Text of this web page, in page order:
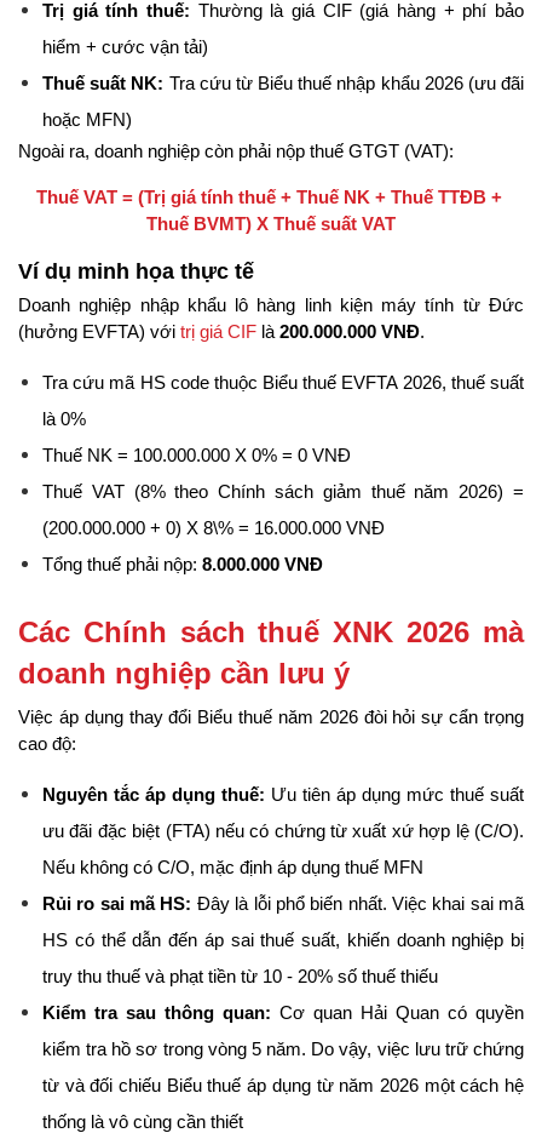
Trị giá tính thuế: Thường là giá CIF (giá hàng + phí bảo
hiểm + cước vận tải)
Thuế suất NK: Tra cứu từ Biểu thuế nhập khẩu 2026 (ưu đãi
hoặc MFN)
Ngoài ra, doanh nghiệp còn phải nộp thuế GTGT (VAT):
Thuế VAT = (Trị giá tính thuế + Thuế NK + Thuế TTĐB +
Thuế BVMT) X Thuế suất VAT
Ví dụ minh họa thực tế
Doanh nghiệp nhập khẩu lô hàng linh kiện máy tính từ Đức
(hưởng EVFTA) với trị giá CIF là 200.000.000 VNĐ.
Tra cứu mã HS code thuộc Biểu thuế EVFTA 2026, thuế suất
là 0%
Thuế NK = 100.000.000 X 0% = 0 VNĐ
Thuế VAT (8% theo Chính sách giảm thuế năm 2026) =
(200.000.000 + 0) X 8\% = 16.000.000 VNĐ
Tổng thuế phải nộp: 8.000.000 VNĐ
Các Chính sách thuế XNK 2026 mà
doanh nghiệp cần lưu ý
Việc áp dụng thay đổi Biểu thuế năm 2026 đòi hỏi sự cẩn trọng
cao độ:
Nguyên tắc áp dụng thuế: Ưu tiên áp dụng mức thuế suất
ưu đãi đặc biệt (FTA) nếu có chứng từ xuất xứ hợp lệ (C/O).
Nếu không có C/O, mặc định áp dụng thuế MFN
Rủi ro sai mã HS: Đây là lỗi phổ biến nhất. Việc khai sai mã
HS có thể dẫn đến áp sai thuế suất, khiến doanh nghiệp bị
truy thu thuế và phạt tiền từ 10 - 20% số thuế thiếu
Kiểm tra sau thông quan: Cơ quan Hải Quan có quyền
kiểm tra hồ sơ trong vòng 5 năm. Do vậy, việc lưu trữ chứng
từ và đối chiếu Biểu thuế áp dụng từ năm 2026 một cách hệ
thống là vô cùng cần thiết